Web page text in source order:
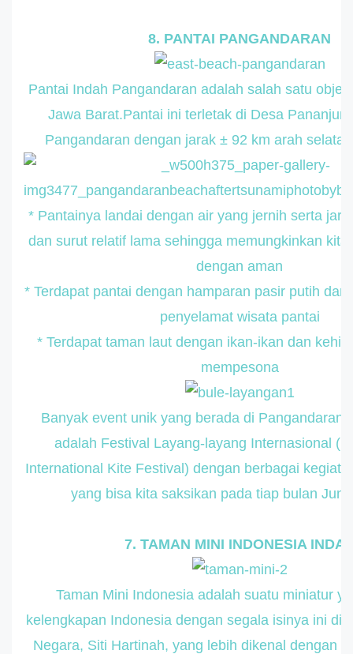
8. PANTAI PANGANDARAN
Pantai Indah Pangandaran adalah salah satu
Jawa Barat.Pantai ini terletak di Desa
Pangandaran dengan jarak ± 92 km arah
* Pantainya landai dengan air yang jernih serta
dan surut relatif lama sehingga memungkinkan
dengan aman
* Terdapat pantai dengan hamparan pasir putih dan
penyelamat wisata pantai
* Terdapat taman laut dengan ikan-ikan dan
mempesona
Banyak event unik yang berada di Pangandaran,
adalah Festival Layang-layang Internasional
International Kite Festival) dengan berbagai
yang bisa kita saksikan pada tiap bulan Juni
7. TAMAN MINI INDONESIA
Taman Mini Indonesia adalah suatu miniatur
kelengkapan Indonesia dengan segala isinya ini
Negara, Siti Hartinah, yang lebih dikenal dengan